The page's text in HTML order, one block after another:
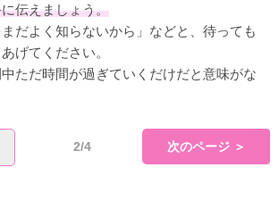
伝えましょう。
まだよく知らないから」などと、待っても
げてください。
ただ時間が過ぎていくだけだと意味がな
2/4 次のページ ＞